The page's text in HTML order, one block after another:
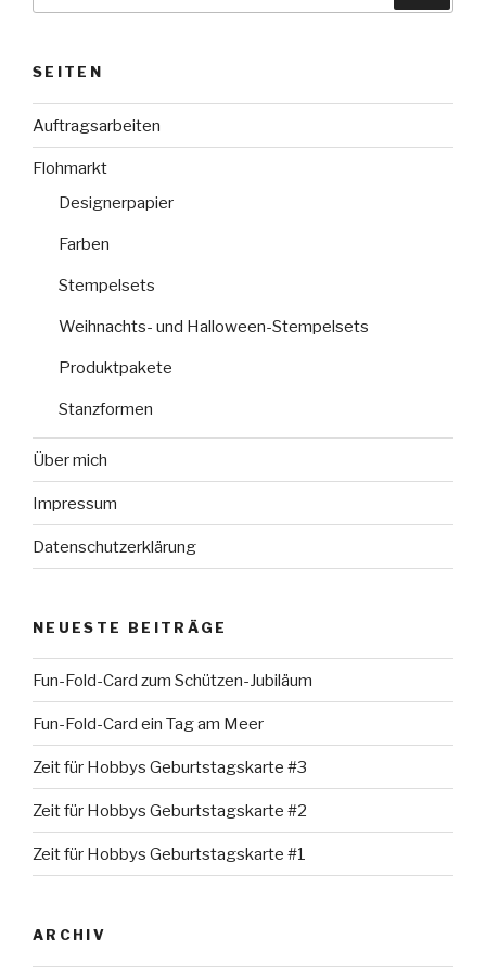
SEITEN
Auftragsarbeiten
Flohmarkt
Designerpapier
Farben
Stempelsets
Weihnachts- und Halloween-Stempelsets
Produktpakete
Stanzformen
Über mich
Impressum
Datenschutzerklärung
NEUESTE BEITRÄGE
Fun-Fold-Card zum Schützen-Jubiläum
Fun-Fold-Card ein Tag am Meer
Zeit für Hobbys Geburtstagskarte #3
Zeit für Hobbys Geburtstagskarte #2
Zeit für Hobbys Geburtstagskarte #1
ARCHIV